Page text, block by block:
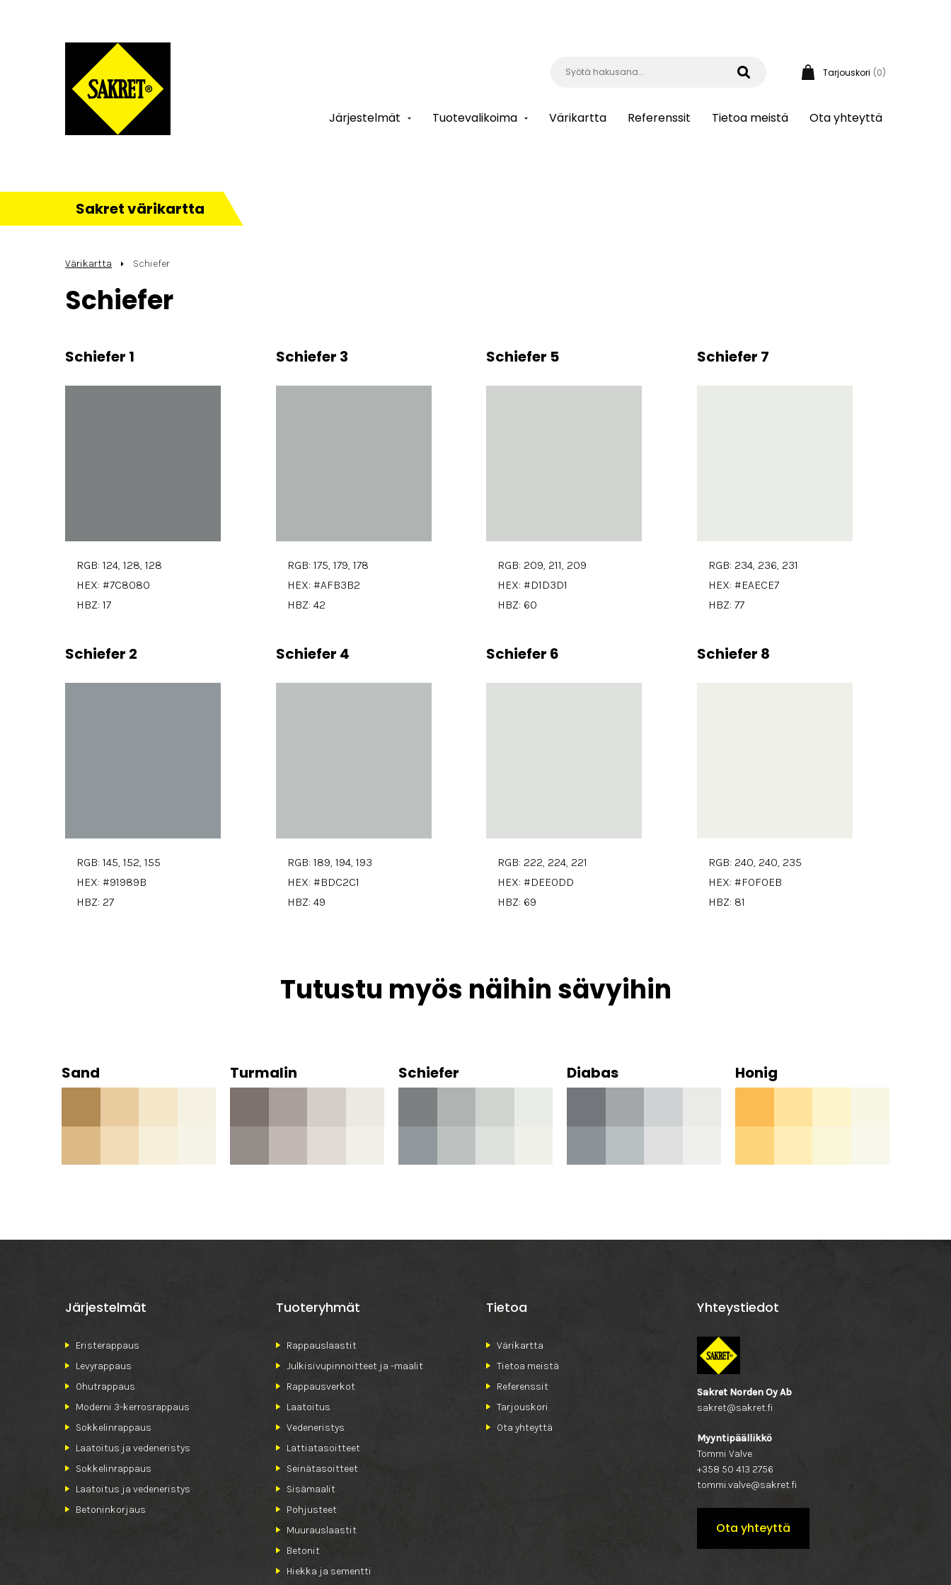
Tarjouskori (0)
Järjestelmät Tuotevalikoima Värikartta Referenssit Tietoa meistä Ota yhteyttä
Sakret värikartta
Värikartta Schiefer
Schiefer
Schiefer 1
RGB: 124, 128, 128
HEX: #7C8080
HBZ: 17
Schiefer 2
RGB: 145, 152, 155
HEX: #91989B
HBZ: 27
Schiefer 3
RGB: 175, 179, 178
HEX: #AFB3B2
HBZ: 42
Schiefer 4
RGB: 189, 194, 193
HEX: #BDC2C1
HBZ: 49
Schiefer 5
RGB: 209, 211, 209
HEX: #D1D3D1
HBZ: 60
Schiefer 6
RGB: 222, 224, 221
HEX: #DEE0DD
HBZ: 69
Schiefer 7
RGB: 234, 236, 231
HEX: #EAECE7
HBZ: 77
Schiefer 8
RGB: 240, 240, 235
HEX: #F0F0EB
HBZ: 81
Tutustu myös näihin sävyihin
Sand Turmalin Schiefer Diabas Honig
Järjestelmät
Eristerappaus
Levyrappaus
Ohutrappaus
Moderni 3-kerrosrappaus
Sokkelinrappaus
Laatoitus ja vedeneristys
Sokkelinrappaus
Laatoitus ja vedeneristys
Betoninkorjaus
Tuoteryhmät
Rappauslaastit
Julkisivupinnoitteet ja -maalit
Rappausverkot
Laatoitus
Vedeneristys
Lattiatasoitteet
Seinätasoitteet
Sisämaalit
Pohjusteet
Muurauslaastit
Betonit
Hiekka ja sementti
Tietoa
Värikartta
Tietoa meistä
Referenssit
Tarjouskori
Ota yhteyttä
Yhteystiedot
Sakret Norden Oy Ab
sakret@sakret.fi
Myyntipäällikkö
Tommi Valve
+358 50 413 2756
tommi.valve@sakret.fi
Ota yhteyttä